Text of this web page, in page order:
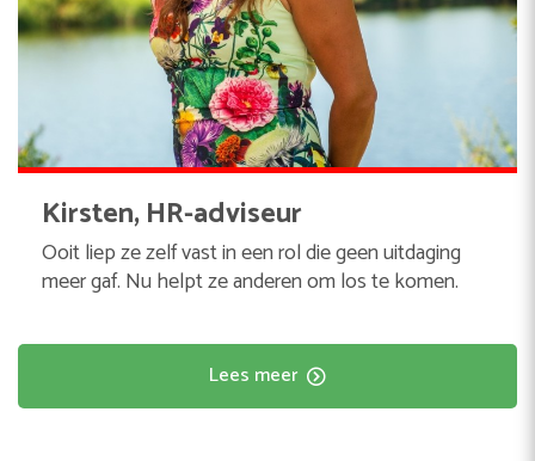
Kirsten, HR-adviseur
Ooit liep ze zelf vast in een rol die geen uitdaging
meer gaf. Nu helpt ze anderen om los te komen.
Lees meer